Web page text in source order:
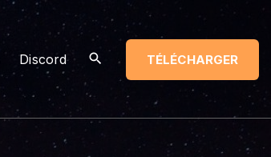
Discord TÉLÉCHARGER